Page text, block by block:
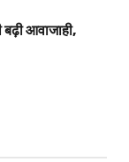
आवाजाही,